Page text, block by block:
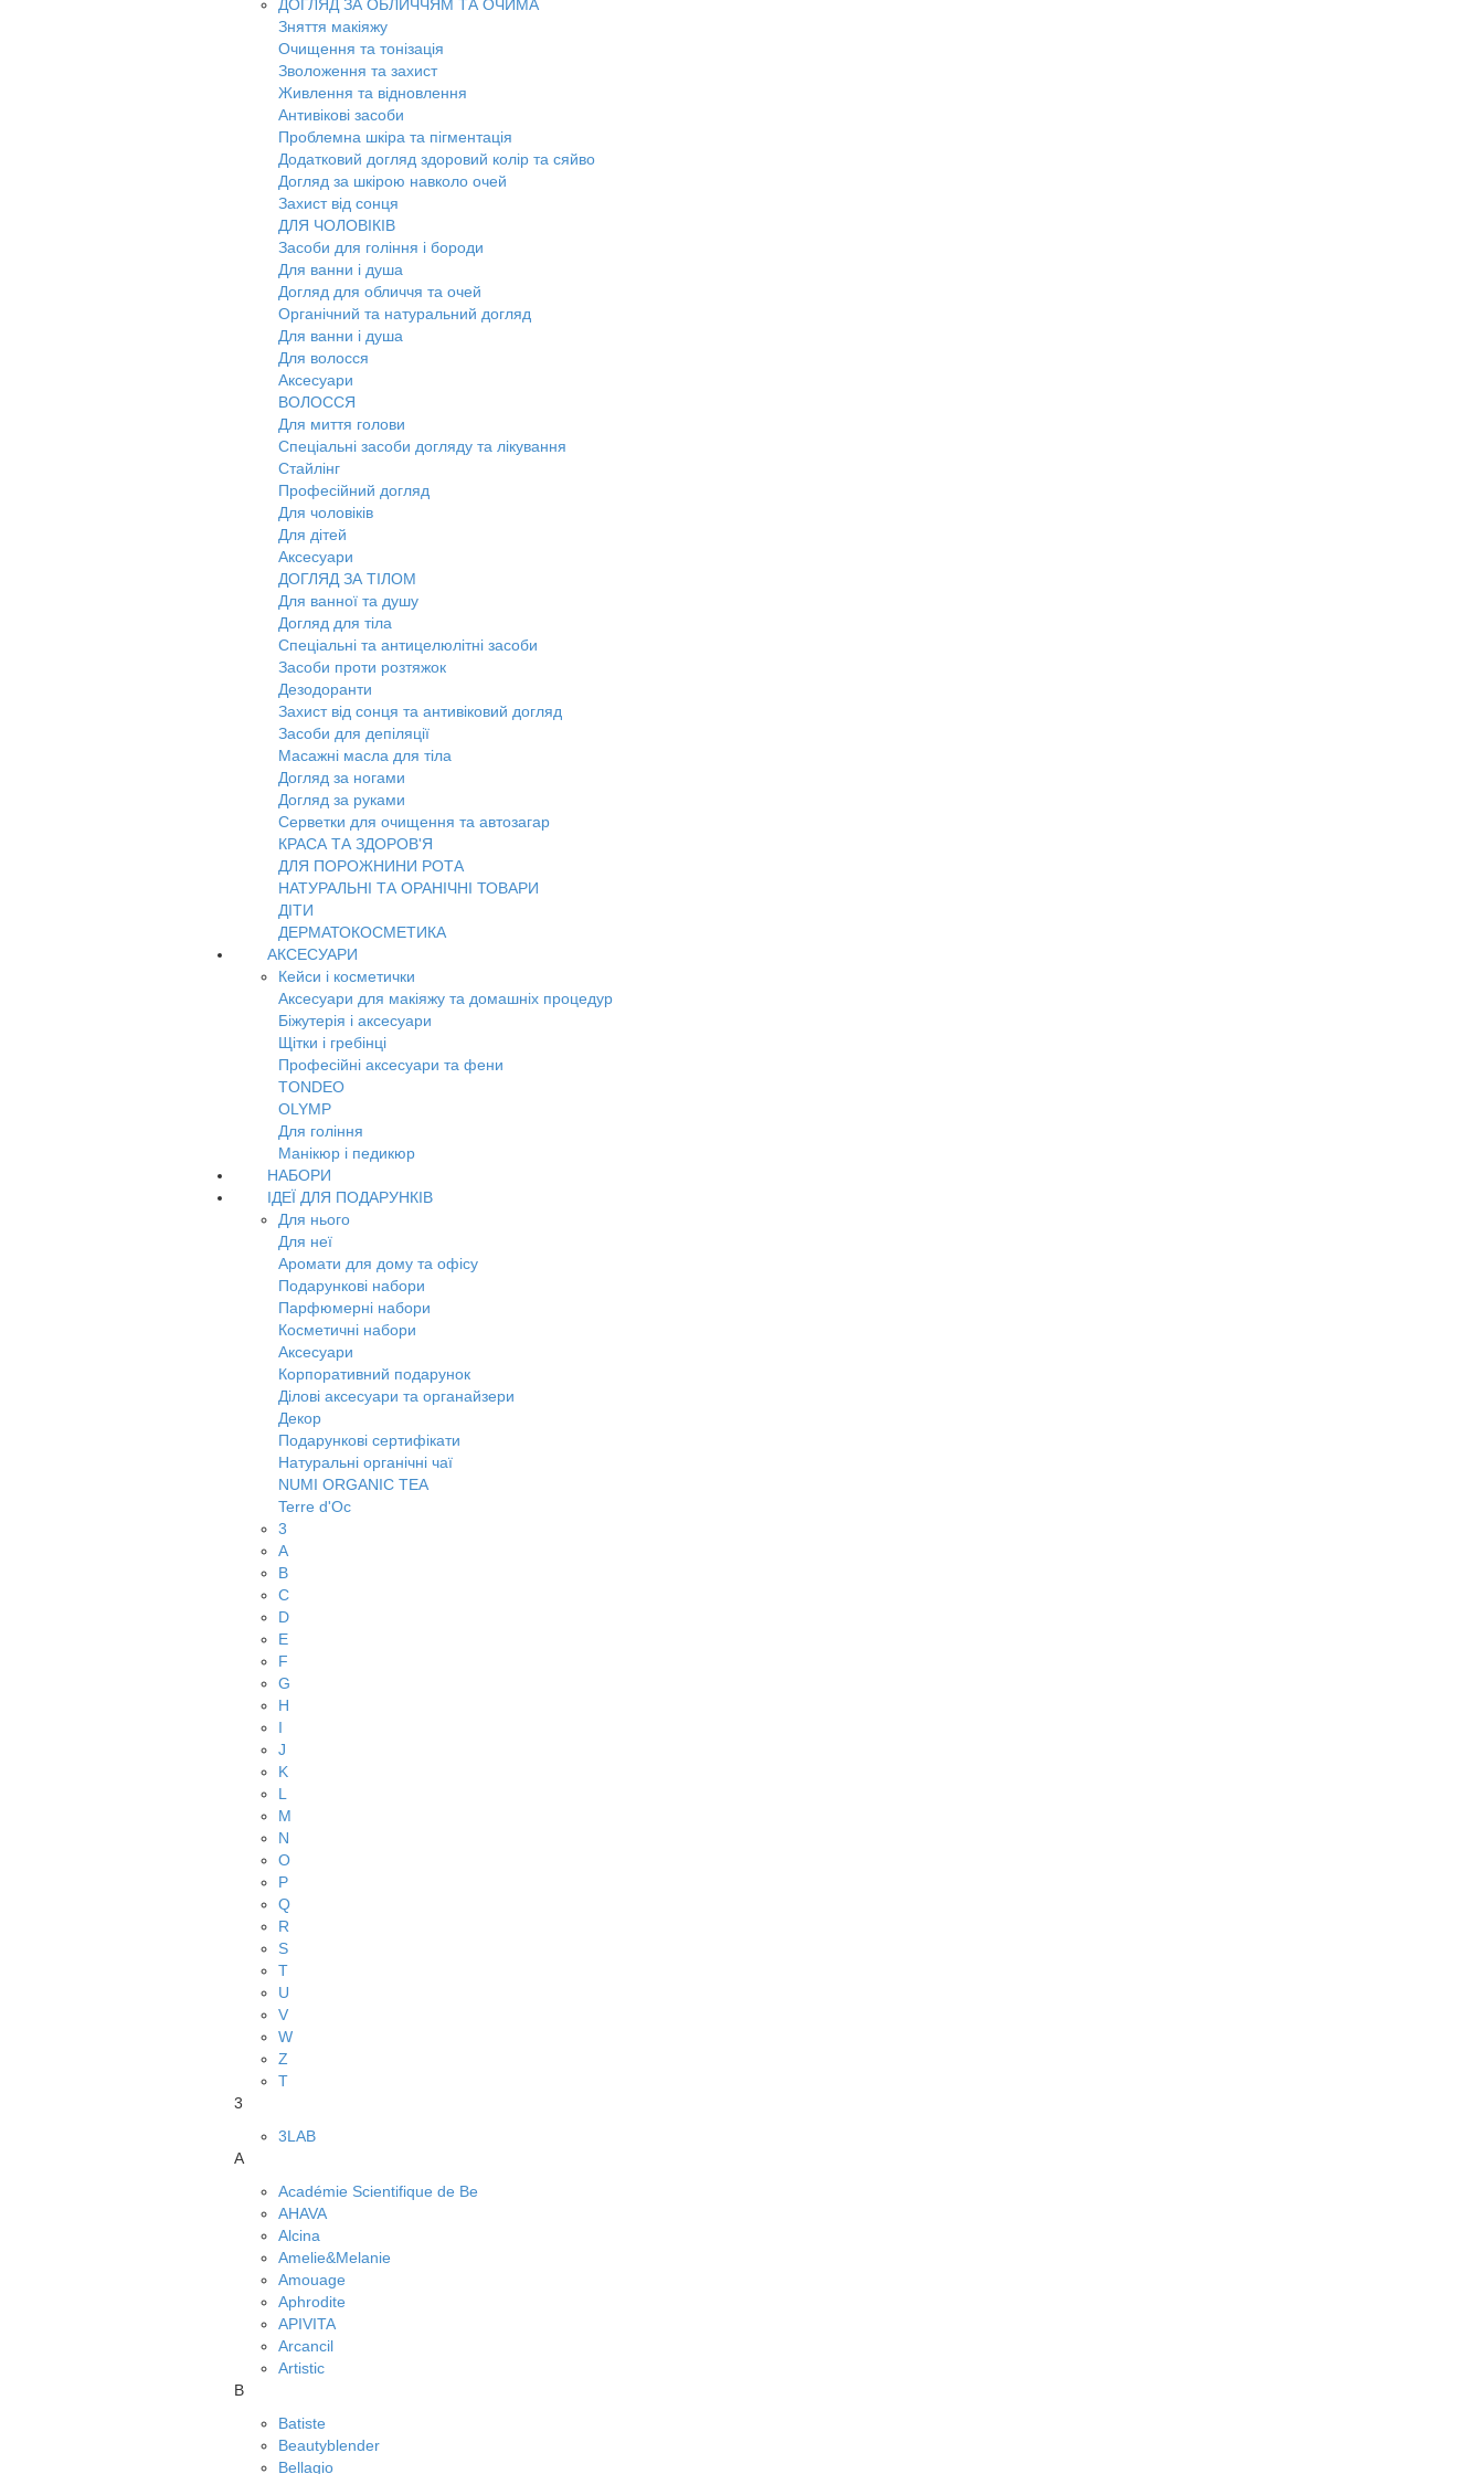
ДОГЛЯД ЗА ОБЛИЧЧЯМ ТА ОЧИМА
Зняття макіяжу
Очищення та тонізація
Зволоження та захист
Живлення та відновлення
Антивікові засоби
Проблемна шкіра та пігментація
Додатковий догляд здоровий колір та сяйво
Догляд за шкірою навколо очей
Захист від сонця
ДЛЯ ЧОЛОВІКІВ
Засоби для гоління і бороди
Для ванни і душа
Догляд для обличчя та очей
Органічний та натуральний догляд
Для ванни і душа
Для волосся
Аксесуари
ВОЛОССЯ
Для миття голови
Спеціальні засоби догляду та лікування
Стайлінг
Професійний догляд
Для чоловіків
Для дітей
Аксесуари
ДОГЛЯД ЗА ТІЛОМ
Для ванної та душу
Догляд для тіла
Спеціальні та антицелюлітні засоби
Засоби проти розтяжок
Дезодоранти
Захист від сонця та антивіковий догляд
Засоби для депіляції
Масажні масла для тіла
Догляд за ногами
Догляд за руками
Серветки для очищення та автозагар
КРАСА ТА ЗДОРОВ'Я
ДЛЯ ПОРОЖНИНИ РОТА
НАТУРАЛЬНІ ТА ОРАНІЧНІ ТОВАРИ
ДІТИ
ДЕРМАТОКОСМЕТИКА
АКСЕСУАРИ
Кейси і косметички
Аксесуари для макіяжу та домашніх процедур
Біжутерія і аксесуари
Щітки і гребінці
Професійні аксесуари та фени
TONDEO
OLYMP
Для гоління
Манікюр і педикюр
НАБОРИ
ІДЕЇ ДЛЯ ПОДАРУНКІВ
Для нього
Для неї
Аромати для дому та офісу
Подарункові набори
Парфюмерні набори
Косметичні набори
Аксесуари
Корпоративний подарунок
Ділові аксесуари та органайзери
Декор
Подарункові сертифікати
Натуральні органічні чаї
NUMI ORGANIC TEA
Terre d'Oc
3
A
B
C
D
E
F
G
H
I
J
K
L
M
N
O
P
Q
R
S
T
U
V
W
Z
Т
3
3LAB
A
Académie Scientifique de Be
AHAVA
Alcina
Amelie&Melanie
Amouage
Aphrodite
APIVITA
Arcancil
Artistic
B
Batiste
Beautyblender
Bellagio